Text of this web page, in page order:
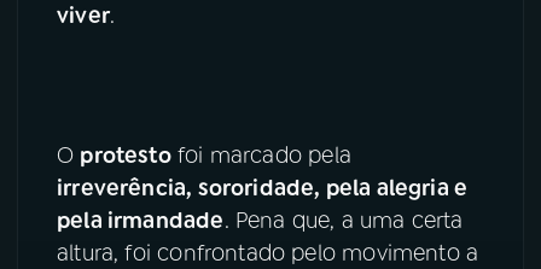
ACOMPANHE A RÁDIO NACIONAL
YouTube Facebook
viver.
O protestofoi marcado pela
irreverência, sororidade, pela alegria e
pela irmandade. Pena que, a uma certa
altura, foi confrontado pelo movimento a